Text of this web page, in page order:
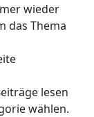
wieder
das Thema
lesen
wählen.